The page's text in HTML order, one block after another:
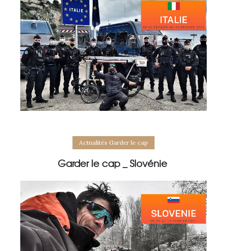
Actualités Garder le cap
Garder le cap _ Slovénie